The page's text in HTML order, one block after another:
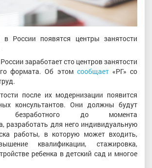
России появятся центры занятости
заработает сто центров занятости
формата. Об этом сообщает«РГ» со
после их модернизации появится
консультантов. Они должны будут
безработного до момента
разработать для него индивидуальную
работы, в которую может входить,
квалификации, стажировка,
ребенка в детский сад и многое